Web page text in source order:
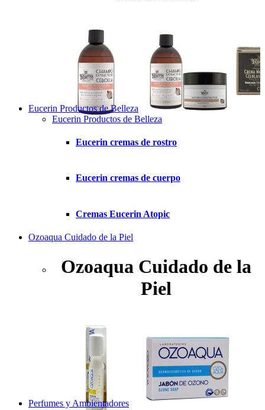
Eucerin Productos de Belleza
Eucerin Productos de Belleza
Eucerin cremas de rostro
Eucerin cremas de cuerpo
Cremas Eucerin Atopic
Ozoaqua Cuidado de la Piel
Ozoaqua Cuidado de la
Piel
Perfumes y Ambientadores